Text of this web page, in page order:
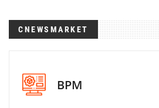
CNEWSMARKET
BPM